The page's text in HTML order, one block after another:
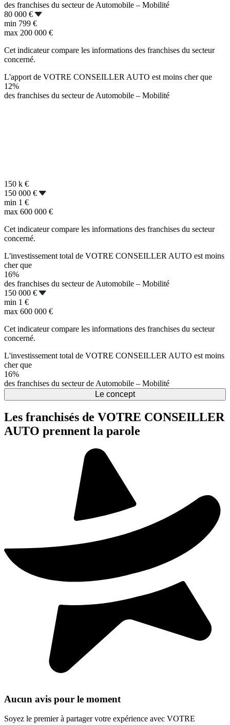
des franchises du secteur de Automobile – Mobilité
80 000 €
min 799 €
max 200 000 €
Cet indicateur compare les informations des franchises du secteur
concerné.
L'apport de VOTRE CONSEILLER AUTO est moins cher que
12%
des franchises du secteur de Automobile – Mobilité
150 k €
150 000 €
min 1 €
max 600 000 €
Cet indicateur compare les informations des franchises du secteur
concerné.
L'investissement total de VOTRE CONSEILLER AUTO est moins
cher que
16%
des franchises du secteur de Automobile – Mobilité
150 000 €
min 1 €
max 600 000 €
Cet indicateur compare les informations des franchises du secteur
concerné.
L'investissement total de VOTRE CONSEILLER AUTO est moins
cher que
16%
des franchises du secteur de Automobile – Mobilité
Le concept
Les franchisés de VOTRE CONSEILLER
AUTO prennent la parole
Aucun avis pour le moment
Soyez le premier à partager votre expérience avec VOTRE